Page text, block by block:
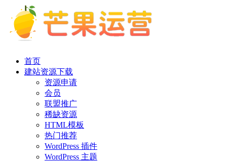
首页
建站资源下载
资源申请
会员
联盟推广
稀缺资源
HTML模板
热门推荐
WordPress 插件
WordPress 主题